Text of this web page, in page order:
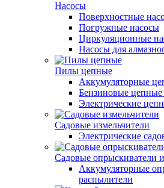
Насосы
Поверхностные
Погружные насосы
Циркуляционные
Насосы для
Пилы цепные
Аккумуляторные
Бензиновые
Электрические
Садовые измельчители
Электрические
Садовые опрыскиватели
Аккумуляторные
распылители